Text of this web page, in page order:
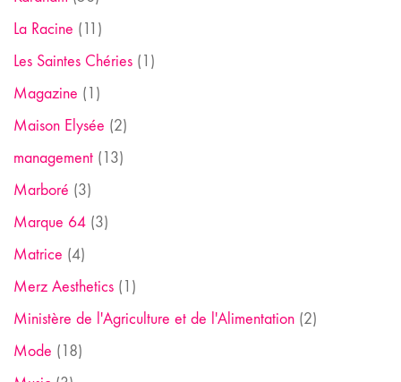
La Racine (11)
Les Saintes Chéries (1)
Magazine (1)
Maison Elysée (2)
management (13)
Marboré (3)
Marque 64 (3)
Matrice (4)
Merz Aesthetics (1)
Ministère de l'Agriculture et de l'Alimentation (2)
Mode (18)